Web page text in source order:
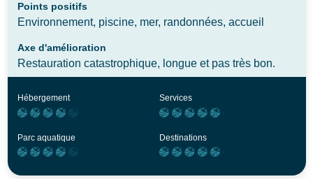
Points positifs
Environnement, piscine, mer, randonnées, accueil
Axe d'amélioration
Restauration catastrophique, longue et pas très bon.
Hébergement Services
Parc aquatique Destinations